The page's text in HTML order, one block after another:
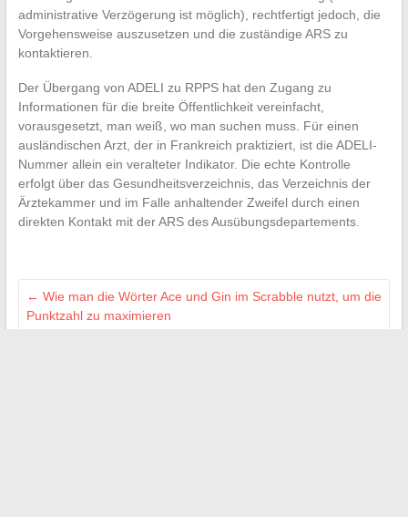
administrative Verzögerung ist möglich), rechtfertigt jedoch, die
Vorgehensweise auszusetzen und die zuständige ARS zu
kontaktieren.
Der Übergang von ADELI zu RPPS hat den Zugang zu
Informationen für die breite Öffentlichkeit vereinfacht,
vorausgesetzt, man weiß, wo man suchen muss. Für einen
ausländischen Arzt, der in Frankreich praktiziert, ist die ADELI-
Nummer allein ein veralteter Indikator. Die echte Kontrolle
erfolgt über das Gesundheitsverzeichnis, das Verzeichnis der
Ärztekammer und im Falle anhaltender Zweifel durch einen
direkten Kontakt mit der ARS des Ausübungsdepartements.
← Wie man die Wörter Ace und Gin im Scrabble nutzt, um die
Punktzahl zu maximieren